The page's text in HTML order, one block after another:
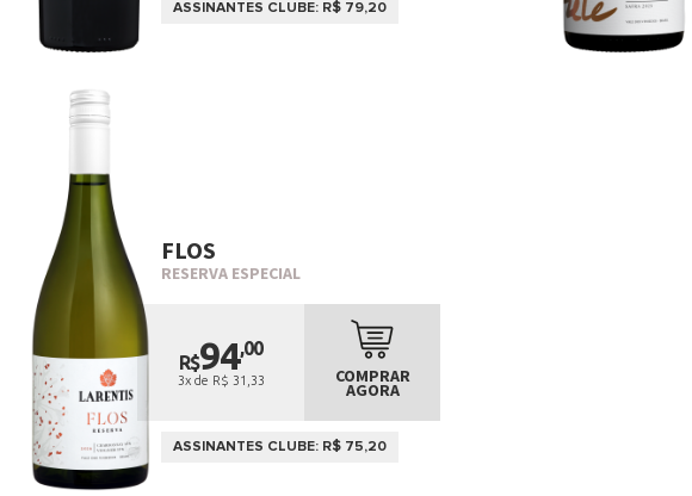
ASSINANTES CLUBE: R$ 79,20
FLOS
RESERVA ESPECIAL
R$94,00
3x de R$ 31,33 COMPRAR
AGORA
ASSINANTES CLUBE: R$ 75,20